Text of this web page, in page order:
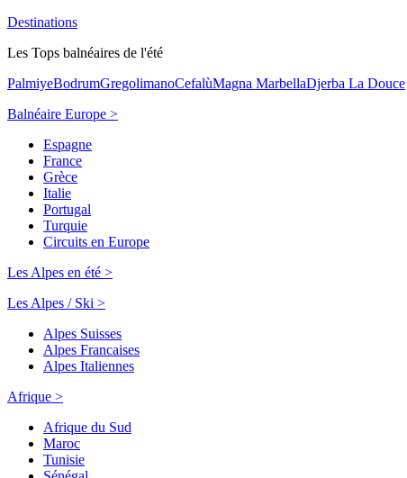
Destinations
Les Tops balnéaires de l'été
PalmiyeBodrumGregolimanoCefalùMagna MarbellaDjerba La Douce
Balnéaire Europe >
Espagne
France
Grèce
Italie
Portugal
Turquie
Circuits en Europe
Les Alpes en été >
Les Alpes / Ski >
Alpes Suisses
Alpes Francaises
Alpes Italiennes
Afrique >
Afrique du Sud
Maroc
Tunisie